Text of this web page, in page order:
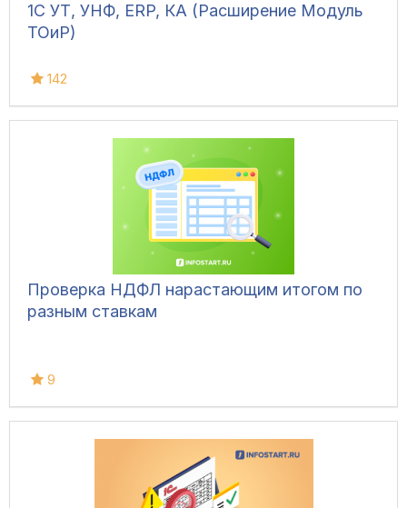
1С УТ, УНФ, ERP, КА (Расширение Модуль
ТОиР)
142
Проверка НДФЛ нарастающим итогом по
разным ставкам
9